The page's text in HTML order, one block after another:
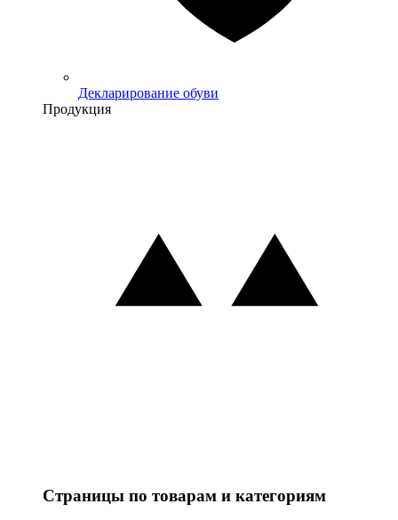
Декларирование обуви
Продукция
Страницы по товарам и категориям